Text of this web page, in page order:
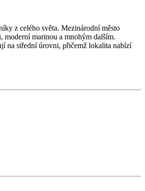
z celého světa. Mezinárodní město
moderní marinou a mnohým dalším.
na střední úrovni, přičemž lokalita nabízí